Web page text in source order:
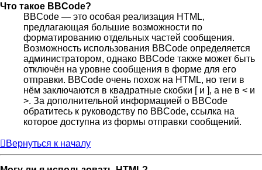
Что такое BBCode?
BBCode — это особая реализация HTML,
предлагающая большие возможности по
форматированию отдельных частей сообщения.
Возможность использования BBCode определяется
администратором, однако BBCode также может быть
отключён на уровне сообщения в форме для его
отправки. BBCode очень похож на HTML, но теги в
нём заключаются в квадратные скобки [ и ], а не в < и
>. За дополнительной информацией о BBCode
обратитесь к руководству по BBCode, ссылка на
которое доступна из формы отправки сообщений.
Вернуться к началу